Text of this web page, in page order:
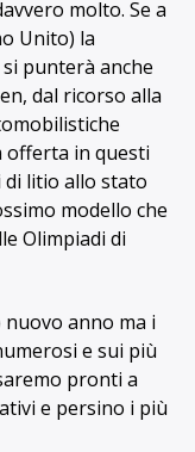
molto. Se a
Unito) la
punterà anche
dal ricorso alla
offerta in questi
di litio allo stato
modello che
Olimpiadi di
anno ma i
e sui più
pronti a
e persino i più